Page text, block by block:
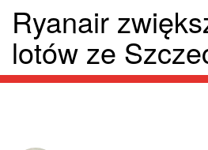
Ryanair
lotów ze